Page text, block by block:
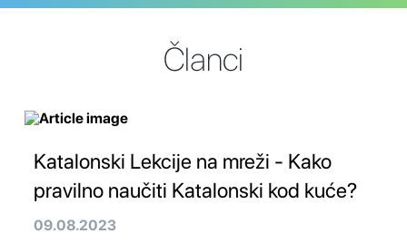
Članci
Katalonski Lekcije na mreži - Kako
pravilno naučiti Katalonski kod kuće?
09.08.2023